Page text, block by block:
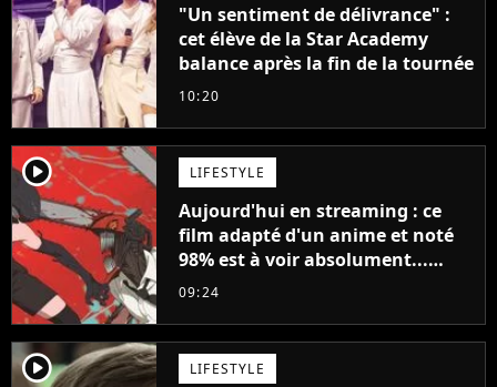
"Un sentiment de délivrance" :
cet élève de la Star Academy
balance après la fin de la tournée
10:20
player2 LIFESTYLE
Aujourd'hui en streaming : ce
film adapté d'un anime et noté
98% est à voir absolument...
sinon vous ne comprendrez plus
09:24
player2 LIFESTYLE